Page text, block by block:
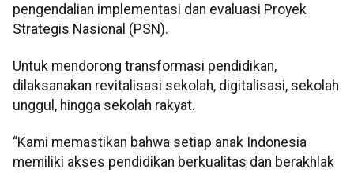
pengendalian implementasi dan evaluasi Proyek
Strategis Nasional (PSN).
Untuk mendorong transformasi pendidikan,
dilaksanakan revitalisasi sekolah, digitalisasi, sekolah
unggul, hingga sekolah rakyat.
“Kami memastikan bahwa setiap anak Indonesia
memiliki akses pendidikan berkualitas dan berakhlak